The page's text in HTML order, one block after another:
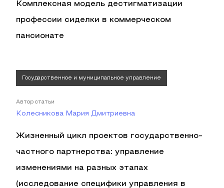
Комплексная модель дестигматизации
профессии сиделки в коммерческом
пансионате
Государственное и муниципальное управление
Автор статьи
Колесникова Мария Дмитриевна
Жизненный цикл проектов государственно-
частного партнерства: управление
изменениями на разных этапах
(исследование специфики управления в